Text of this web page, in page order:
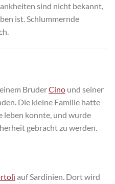
sind nicht bekannt,
ist. Schlummernde
BruderCino und seiner
Die kleine Familie hatte
leben konnte, und wurde
gebracht zu werden.
auf Sardinien. Dort wird